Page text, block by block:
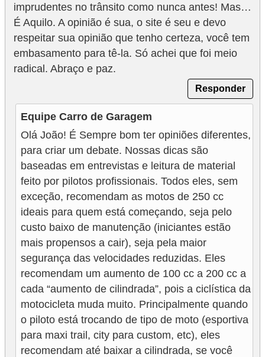
imprudentes no trânsito como nunca antes! Mas…
É Aquilo. A opinião é sua, o site é seu e devo
respeitar sua opinião que tenho certeza, você tem
embasamento para tê-la. Só achei que foi meio
radical. Abraço e paz.
Responder
Equipe Carro de Garagem
Olá João! É Sempre bom ter opiniões diferentes,
para criar um debate. Nossas dicas são
baseadas em entrevistas e leitura de material
feito por pilotos profissionais. Todos eles, sem
exceção, recomendam as motos de 250 cc
ideais para quem está começando, seja pelo
custo baixo de manutenção (iniciantes estão
mais propensos a cair), seja pela maior
segurança das velocidades reduzidas. Eles
recomendam um aumento de 100 cc a 200 cc a
cada “aumento de cilindrada”, pois a ciclística da
motocicleta muda muito. Principalmente quando
o piloto está trocando de tipo de moto (esportiva
para maxi trail, city para custom, etc), eles
recomendam até baixar a cilindrada, se você